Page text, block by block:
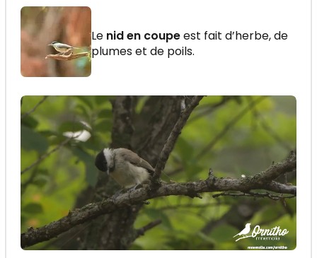
Le nid en coupeest fait d’herbe, de
plumes et de poils.